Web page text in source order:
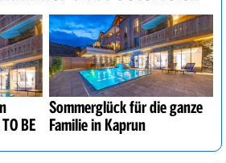
BE
Sommerglück für die ganze
Familie in Kaprun